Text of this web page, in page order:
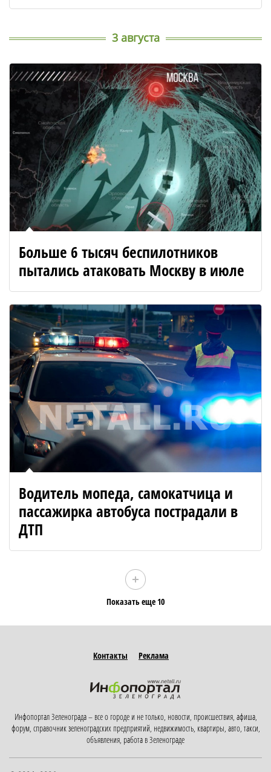
3 августа
Больше 6 тысяч беспилотников
пытались атаковать Москву в июле
Водитель мопеда, самокатчица и
пассажирка автобуса пострадали в
ДТП
Показать еще 10
Контакты Реклама
Инфопортал Зеленограда – все о городе и не только, новости, происшествия, афиша,
форум, справочник зеленоградских предприятий, недвижимость, квартиры, авто, такси,
объявления, работа в Зеленограде